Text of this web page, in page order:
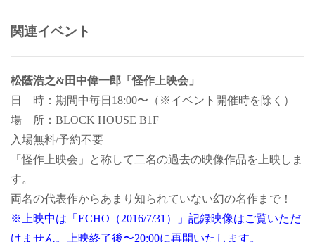
関連イベント
松蔭浩之&田中偉一郎「怪作上映会」
日 時：期間中毎日18:00〜（※イベント開催時を除く）
場 所：BLOCK HOUSE B1F
入場無料/予約不要
「怪作上映会」と称して二名の過去の映像作品を上映しま
す。
両名の代表作からあまり知られていない幻の名作まで！
※上映中は「ECHO（2016/7/31）」記録映像はご覧いただ
けません。上映終了後〜20:00に再開いたします。